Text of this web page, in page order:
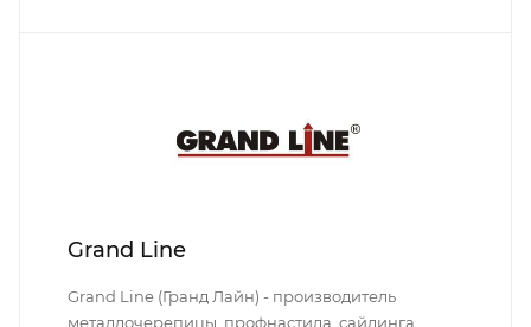
Grand Line
Grand Line (Гранд Лайн) - производитель
металлочерепицы, профнастила, сайдинга,